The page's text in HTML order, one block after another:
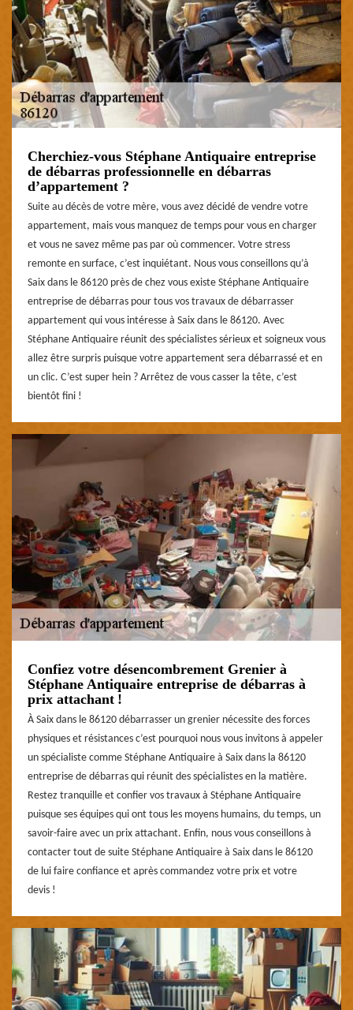
Cherchiez-vous Stéphane Antiquaire entreprise
de débarras professionnelle en débarras
d’appartement ?
Suite au décès de votre mère, vous avez décidé de vendre votre
appartement, mais vous manquez de temps pour vous en charger
et vous ne savez même pas par où commencer. Votre stress
remonte en surface, c’est inquiétant. Nous vous conseillons qu’à
Saix dans le 86120 près de chez vous existe Stéphane Antiquaire
entreprise de débarras pour tous vos travaux de débarrasser
appartement qui vous intéresse à Saix dans le 86120. Avec
Stéphane Antiquaire réunit des spécialistes sérieux et soigneux vous
allez être surpris puisque votre appartement sera débarrassé et en
un clic. C’est super hein ? Arrêtez de vous casser la tête, c’est
bientôt fini !
Confiez votre désencombrement Grenier à
Stéphane Antiquaire entreprise de débarras à
prix attachant !
À Saix dans le 86120 débarrasser un grenier nécessite des forces
physiques et résistances c’est pourquoi nous vous invitons à appeler
un spécialiste comme Stéphane Antiquaire à Saix dans la 86120
entreprise de débarras qui réunit des spécialistes en la matière.
Restez tranquille et confier vos travaux à Stéphane Antiquaire
puisque ses équipes qui ont tous les moyens humains, du temps, un
savoir-faire avec un prix attachant. Enfin, nous vous conseillons à
contacter tout de suite Stéphane Antiquaire à Saix dans le 86120
de lui faire confiance et après commandez votre prix et votre
devis !